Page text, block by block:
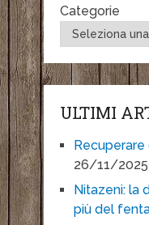
Categorie
ULTIMI
26/11/2025
Nitazeni: la
più del